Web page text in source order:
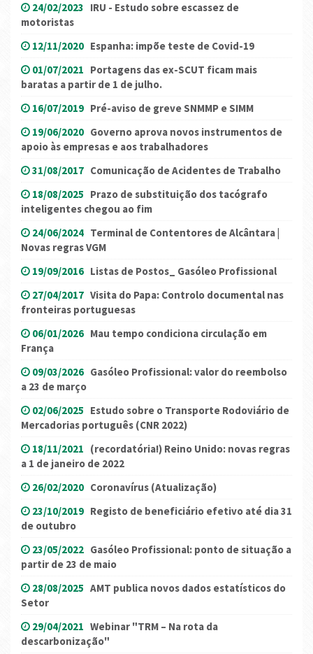
24/02/2023 IRU - Estudo sobre escassez de
motoristas
12/11/2020 Espanha: impõe teste de Covid-19
01/07/2021 Portagens das ex-SCUT ficam mais
baratas a partir de 1 de julho.
16/07/2019 Pré-aviso de greve SNMMP e SIMM
19/06/2020 Governo aprova novos instrumentos de
apoio às empresas e aos trabalhadores
31/08/2017 Comunicação de Acidentes de Trabalho
18/08/2025 Prazo de substituição dos tacógrafo
inteligentes chegou ao fim
24/06/2024 Terminal de Contentores de Alcântara |
Novas regras VGM
19/09/2016 Listas de Postos_ Gasóleo Profissional
27/04/2017 Visita do Papa: Controlo documental nas
fronteiras portuguesas
06/01/2026 Mau tempo condiciona circulação em
França
09/03/2026 Gasóleo Profissional: valor do reembolso
a 23 de março
02/06/2025 Estudo sobre o Transporte Rodoviário de
Mercadorias português (CNR 2022)
18/11/2021 (recordatória!) Reino Unido: novas regras
a 1 de janeiro de 2022
26/02/2020 Coronavírus (Atualização)
23/10/2019 Registo de beneficiário efetivo até dia 31
de outubro
23/05/2022 Gasóleo Profissional: ponto de situação a
partir de 23 de maio
28/08/2025 AMT publica novos dados estatísticos do
Setor
29/04/2021 Webinar "TRM – Na rota da
descarbonização"